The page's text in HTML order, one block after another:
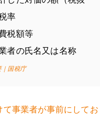
率
税額等
者の氏名又は名称
｜国税庁
事業者が事前にしてお